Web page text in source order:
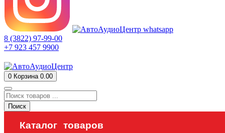
8 (3822) 97-99-00
+7 923 457 9900
0 Корзина 0.00
Поиск
Каталог товаров